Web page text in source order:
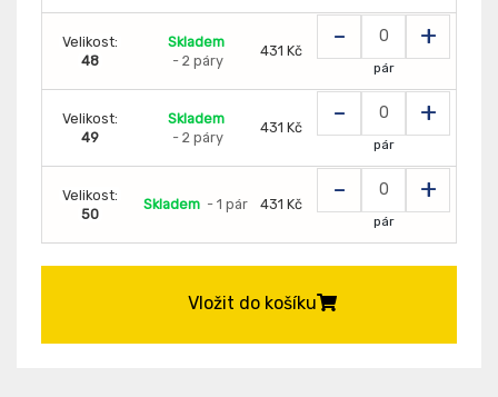
Velikost:
48
Skladem
- 2 páry
431 Kč - +
pár
Velikost:
49
Skladem
- 2 páry
431 Kč - +
pár
Velikost:
50
Skladem - 1 pár 431 Kč - +
pár
Vložit do košíku